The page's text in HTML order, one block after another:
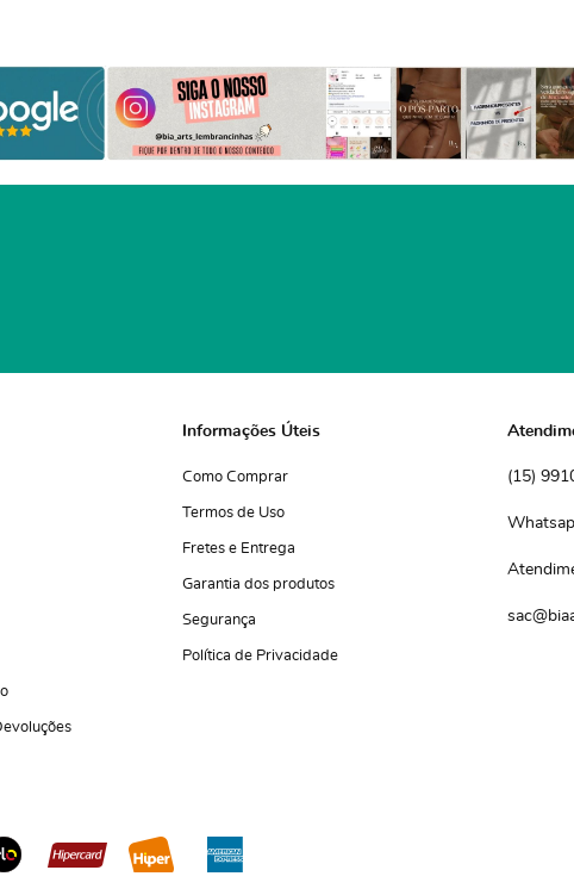
Informações Úteis
Como Comprar
Termos de Uso
Fretes e Entrega
Garantia dos produtos
Segurança
Política de Privacidade
(15)